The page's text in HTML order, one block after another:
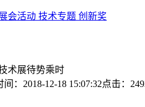
会活动 技术专题 创新奖
术展待势乘时
间：2018-12-18 15:07:32点击：